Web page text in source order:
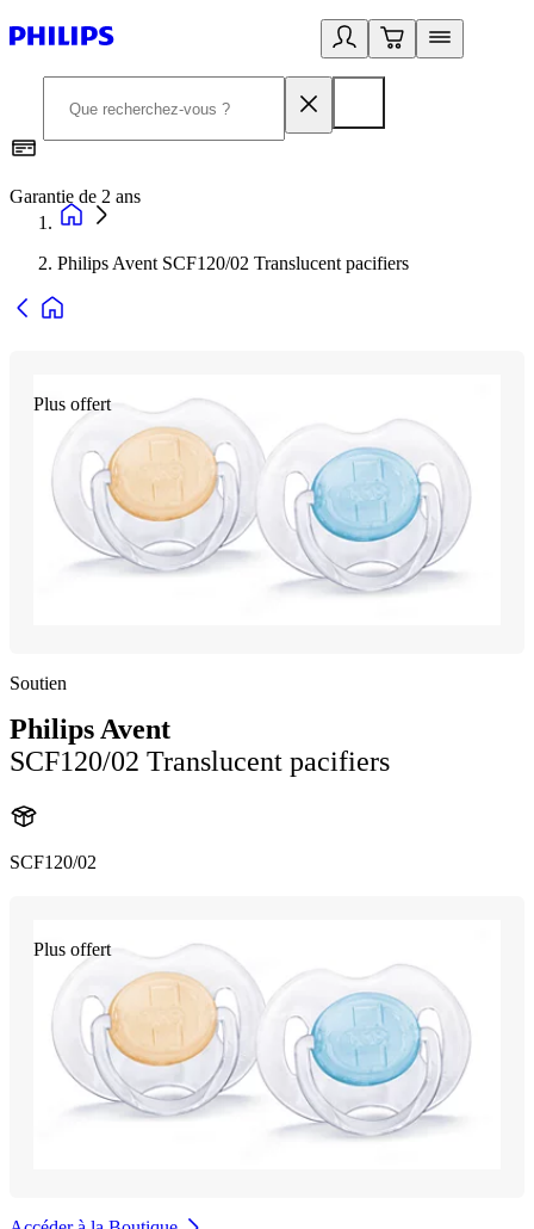
Garantie de 2 ans
Philips Avent SCF120/02 Translucent pacifiers
Plus offert
Soutien
Philips Avent
SCF120/02 Translucent pacifiers
SCF120/02
Plus offert